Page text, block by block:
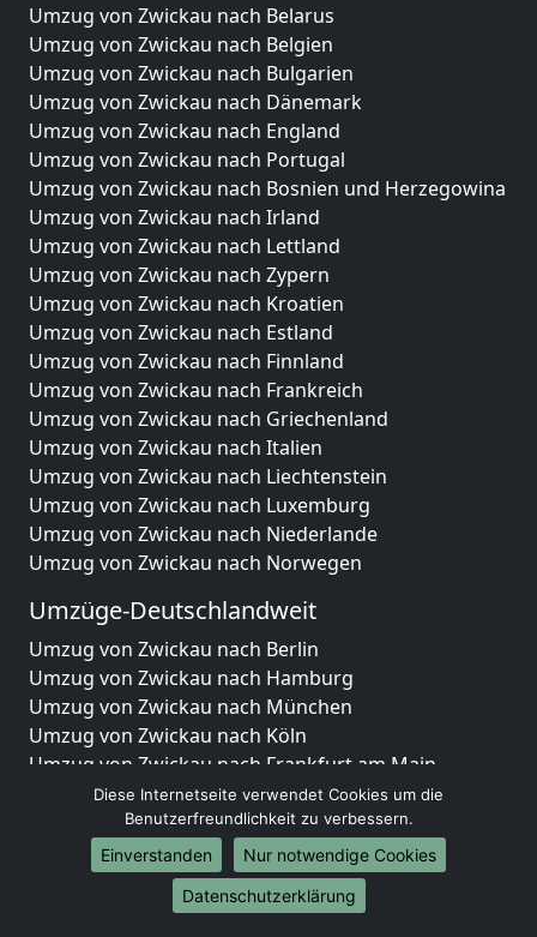
Umzug von Zwickau nach Belarus
Umzug von Zwickau nach Belgien
Umzug von Zwickau nach Bulgarien
Umzug von Zwickau nach Dänemark
Umzug von Zwickau nach England
Umzug von Zwickau nach Portugal
Umzug von Zwickau nach Bosnien und Herzegowina
Umzug von Zwickau nach Irland
Umzug von Zwickau nach Lettland
Umzug von Zwickau nach Zypern
Umzug von Zwickau nach Kroatien
Umzug von Zwickau nach Estland
Umzug von Zwickau nach Finnland
Umzug von Zwickau nach Frankreich
Umzug von Zwickau nach Griechenland
Umzug von Zwickau nach Italien
Umzug von Zwickau nach Liechtenstein
Umzug von Zwickau nach Luxemburg
Umzug von Zwickau nach Niederlande
Umzug von Zwickau nach Norwegen
Umzüge-Deutschlandweit
Umzug von Zwickau nach Berlin
Umzug von Zwickau nach Hamburg
Umzug von Zwickau nach München
Umzug von Zwickau nach Köln
Umzug von Zwickau nach Frankfurt am Main
Umzug von Zwickau nach Stuttgart
Umzug von Zwickau nach Düsseldorf
Umzug von Zwickau nach Leipzig
Umzug von Zwickau nach Dortmund
Umzug von Zwickau nach Essen
Diese Internetseite verwendet Cookies um die
Benutzerfreundlichkeit zu verbessern.
Einverstanden
Nur notwendige Cookies
Datenschutzerklärung